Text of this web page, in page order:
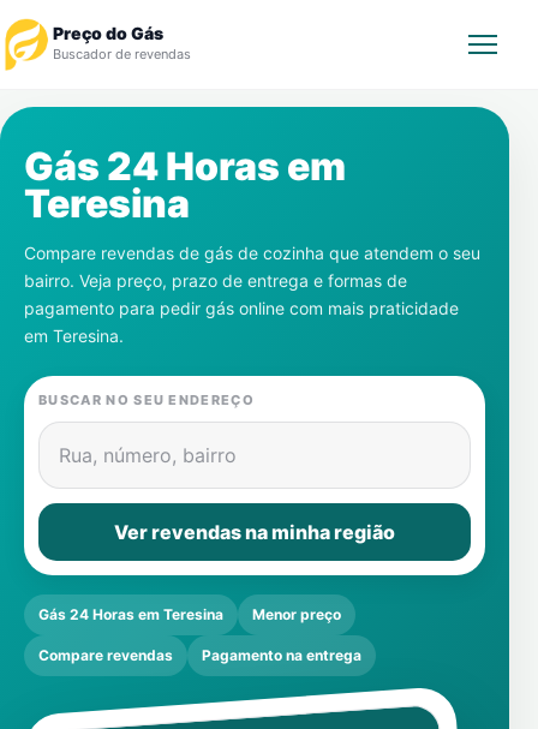
Preço do Gás
Buscador de revendas
Revendedor
Notícias
Cadastre-se
Gás
Contatos
Gás 24 Horas em
Teresina
Compare revendas de gás de cozinha que atendem o seu
bairro. Veja preço, prazo de entrega e formas de
pagamento para pedir gás online com mais praticidade
em Teresina.
BUSCAR NO SEU ENDEREÇO
Rua, número, bairro
Ver revendas na minha região
Gás 24 Horas em Teresina Menor preço
Compare revendas Pagamento na entrega